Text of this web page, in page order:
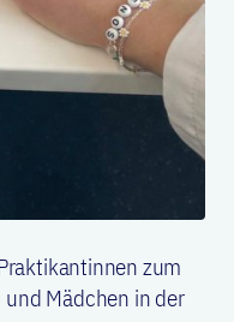
zum
Mädchen in der